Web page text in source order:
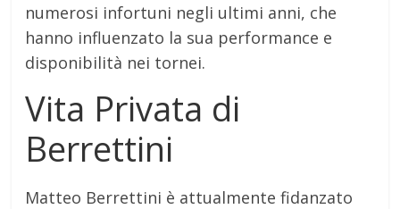
numerosi infortuni negli ultimi anni, che
hanno influenzato la sua performance e
disponibilità nei tornei.
Vita Privata di
Berrettini
Matteo Berrettini è attualmente fidanzato